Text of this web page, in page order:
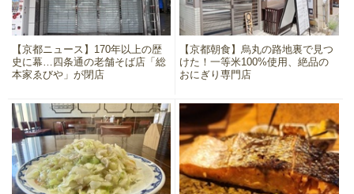
【京都ニュース】170年以上の歴
史に幕…四条通の老舗そば店「総
本家ゑびや」が閉店
【京都朝食】烏丸の路地裏で見つ
けた！一等米100%使用、絶品の
おにぎり専門店